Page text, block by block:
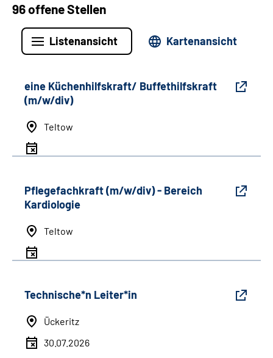
96 offene Stellen
Listenansicht Kartenansicht
eine Küchenhilfskraft/ Buffethilfskraft
(m/w/div)
Teltow
Pflegefachkraft (m/w/div) - Bereich
Kardiologie
Teltow
Technische*n Leiter*in
Ückeritz
30.07.2026